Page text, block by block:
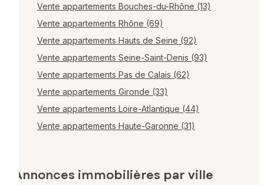
Vente appartements Bouches-du-Rhône (13)
Vente appartements Rhône (69)
Vente appartements Hauts de Seine (92)
Vente appartements Seine-Saint-Denis (93)
Vente appartements Pas de Calais (62)
Vente appartements Gironde (33)
Vente appartements Loire-Atlantique (44)
Vente appartements Haute-Garonne (31)
Annonces immobilières par ville